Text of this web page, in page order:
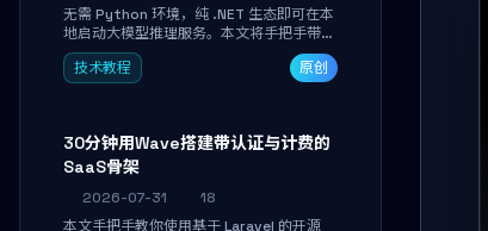
无需 Python 环境，纯 .NET 生态即可在本
地启动大模型推理服务。本文将手把手带你
下载模型、配置 GPU 加速、启动 OpenAI
兼容 API，并在 C# 业务代码中无缝调用。
技术教程 原创
30分钟用Wave搭建带认证与计费的
SaaS骨架
2026-07-31
18
本文手把手教你使用基于 Laravel 的开源